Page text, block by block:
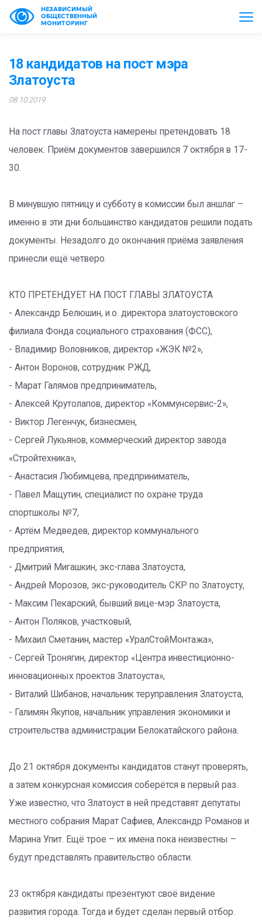
НЕЗАВИСИМЫЙ
ОБЩЕСТВЕННЫЙ
МОНИТОРИНГ
18 кандидатов на пост мэра
Златоуста
08.10.2019
На пост главы Златоуста намерены претендовать 18
человек. Приём документов завершился 7 октября в 17-
30.
В минувшую пятницу и субботу в комиссии был аншлаг –
именно в эти дни большинство кандидатов решили подать
документы. Незадолго до окончания приёма заявления
принесли ещё четверо.
КТО ПРЕТЕНДУЕТ НА ПОСТ ГЛАВЫ ЗЛАТОУСТА
- Александр Белюшин, и.о. директора златоустовского
филиала Фонда социального страхования (ФСС),
- Владимир Воловников, директор «ЖЭК №2»,
- Антон Воронов, сотрудник РЖД,
- Марат Галямов предприниматель,
- Алексей Крутолапов, директор «Коммунсервис-2»,
- Виктор Легенчук, бизнесмен,
- Сергей Лукьянов, коммерческий директор завода
«Стройтехника»,
- Анастасия Любимцева, предприниматель,
- Павел Мащутин, специалист по охране труда
спортшколы №7,
- Артём Медведев, директор коммунального
предприятия,
- Дмитрий Мигашкин, экс-глава Златоуста,
- Андрей Морозов, экс-руководитель СКР по Златоусту,
- Максим Пекарский, бывший вице-мэр Златоуста,
- Антон Поляков, участковый,
- Михаил Сметанин, мастер «УралСтойМонтажа»,
- Сергей Тронягин, директор «Центра инвестиционно-
инновационных проектов Златоуста»,
- Виталий Шибанов, начальник теруправления Златоуста,
- Галимян Якупов, начальник управления экономики и
строительства администрации Белокатайского района.
До 21 октября документы кандидатов станут проверять,
а затем конкурсная комиссия соберётся в первый раз.
Уже известно, что Златоуст в ней представят депутаты
местного собрания Марат Сафиев, Александр Романов и
Марина Упит. Ещё трое – их имена пока неизвестны –
будут представлять правительство области.
23 октября кандидаты презентуют своё видение
развития города. Тогда и будет сделан первый отбор.